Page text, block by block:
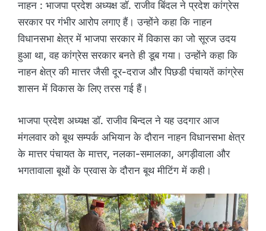
नाहन : भाजपा प्रदेश अध्यक्ष डॉ. राजीव बिंदल ने प्रदेश कांग्रेस
सरकार पर गंभीर आरोप लगाए हैं। उन्होंने कहा कि नाहन
विधानसभा क्षेत्र में भाजपा सरकार में विकास का जो सूरज उदय
हुआ था, वह कांग्रेस सरकार बनते ही डूब गया। उन्होंने कहा कि
नाहन क्षेत्र की मात्तर जैसी दूर-दराज और पिछडी पंचायतें कांग्रेस
शासन में विकास के लिए तरस गई हैं।
भाजपा प्रदेश अध्यक्ष डाॅ. राजीव बिन्दल ने यह उदगार आज
मंगलवार को बूथ सम्पर्क अभियान के दौरान नाहन विधानसभा क्षेत्र
के मात्तर पंचायत के मात्तर, नलका-समालका, अगड़ीवाला और
भगतावाला बूथों के प्रवास के दौरान बूथ मीटिंग में कही।